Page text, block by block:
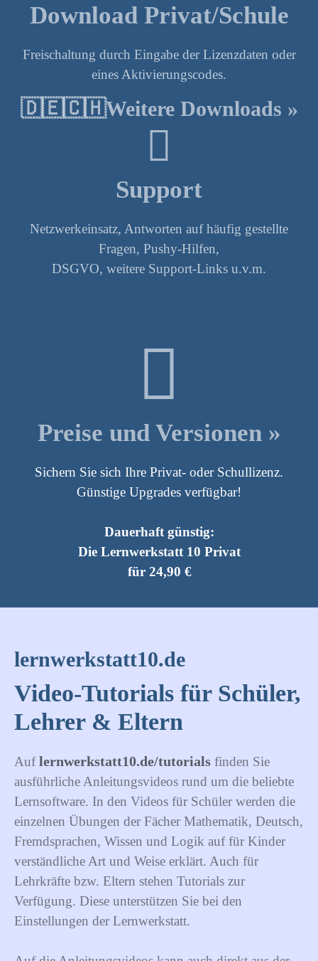
Download Privat/Schule
Freischaltung durch Eingabe der Lizenzdaten oder
eines Aktivierungscodes.
🇩🇪🇨🇭Weitere Downloads »
Support
Netzwerkeinsatz, Antworten auf häufig gestellte
Fragen, Pushy-Hilfen,
DSGVO, weitere Support-Links u.v.m.
Preise und Versionen »
Sichern Sie sich Ihre Privat- oder Schullizenz.
Günstige Upgrades verfügbar!
Dauerhaft günstig:
Die Lernwerkstatt 10 Privat
für 24,90 €
lernwerkstatt10.de
Video-Tutorials für Schüler,
Lehrer & Eltern
Auflernwerkstatt10.de/tutorials finden Sie
ausführliche Anleitungsvideos rund um die beliebte
Lernsoftware. In den Videos für Schüler werden die
einzelnen Übungen der Fächer Mathematik, Deutsch,
Fremdsprachen, Wissen und Logik auf für Kinder
verständliche Art und Weise erklärt. Auch für
Lehrkräfte bzw. Eltern stehen Tutorials zur
Verfügung. Diese unterstützen Sie bei den
Einstellungen der Lernwerkstatt.